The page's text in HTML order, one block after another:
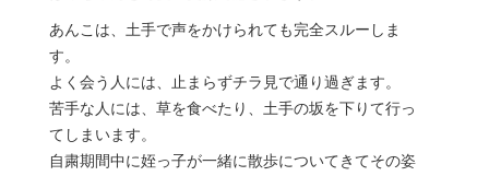
あんこは、土手で声をかけられても完全スルーしま
す。
よく会う人には、止まらずチラ見で通り過ぎます。
苦手な人には、草を食べたり、土手の坂を下りて行っ
てしまいます。
自粛期間中に姪っ子が一緒に散歩についてきてその姿